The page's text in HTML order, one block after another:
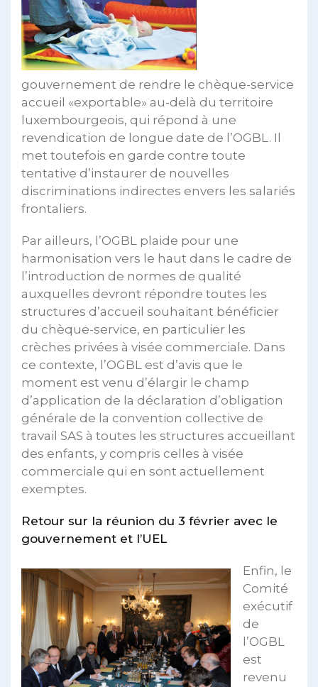
gouvernement de rendre le chèque-service
accueil «exportable» au-delà du territoire
luxembourgeois, qui répond à une
revendication de longue date de l’OGBL. Il
met toutefois en garde contre toute
tentative d’instaurer de nouvelles
discriminations indirectes envers les salariés
frontaliers.
Par ailleurs, l’OGBL plaide pour une
harmonisation vers le haut dans le cadre de
l’introduction de normes de qualité
auxquelles devront répondre toutes les
structures d’accueil souhaitant bénéficier
du chèque-service, en particulier les
crèches privées à visée commerciale. Dans
ce contexte, l’OGBL est d’avis que le
moment est venu d’élargir le champ
d’application de la déclaration d’obligation
générale de la convention collective de
travail SAS à toutes les structures accueillant
des enfants, y compris celles à visée
commerciale qui en sont actuellement
exemptes.
Retour sur la réunion du 3 février avec le
gouvernement et l’UEL
Enfin, le
Comité
exécutif
de
l’OGBL
est
revenu